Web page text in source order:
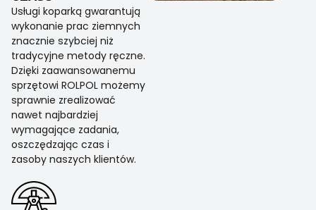
Usługi koparką gwarantują
wykonanie prac ziemnych
znacznie szybciej niż
tradycyjne metody ręczne.
Dzięki zaawansowanemu
sprzętowi ROLPOL możemy
sprawnie zrealizować
nawet najbardziej
wymagające zadania,
oszczędzając czas i
zasoby naszych klientów.